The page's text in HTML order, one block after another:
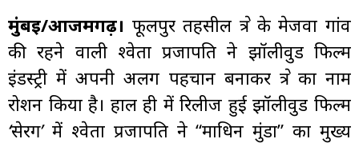
मुंबई/आजमगढ़। फूलपुर तहसील क्षेत्र के मेजवा गांव
की रहने वाली श्वेता प्रजापति ने झॉलीवुड फिल्म
इंडस्ट्री में अपनी अलग पहचान बनाकर क्षेत्र का नाम
रोशन किया है। हाल ही में रिलीज हुई झॉलीवुड फिल्म
‘सेरेंग’में श्वेता प्रजापति ने “माधिन मुंडा” का मुख्य